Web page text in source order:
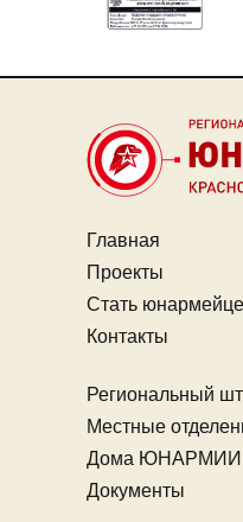
Региональный
Местные
Дома ЮНАРМИИ
Документы
Главная
Проекты
Стать
Контакты